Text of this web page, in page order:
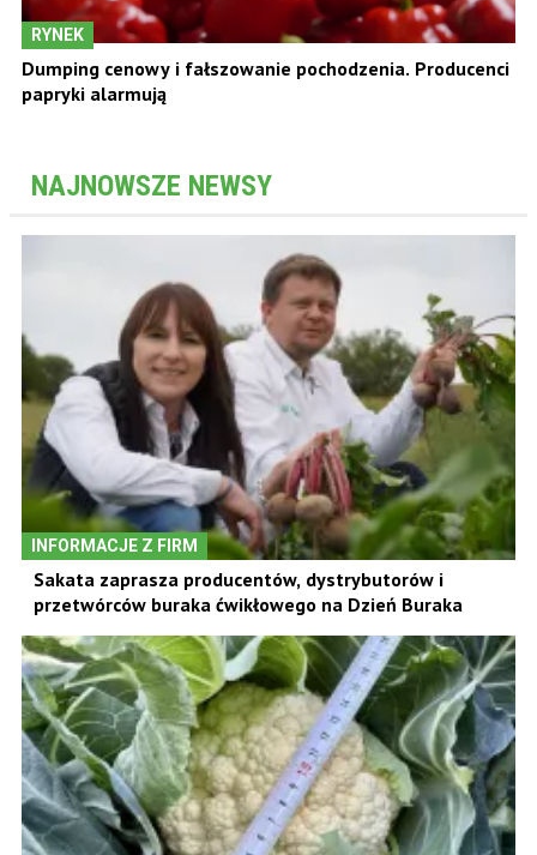
RYNEK
Dumping cenowy i fałszowanie pochodzenia. Producenci
papryki alarmują
NAJNOWSZE NEWSY
INFORMACJE Z FIRM
Sakata zaprasza producentów, dystrybutorów i
przetwórców buraka ćwikłowego na Dzień Buraka